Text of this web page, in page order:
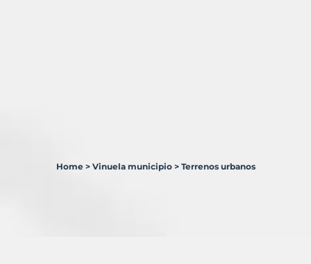
Home > Vinuela municipio > Terrenos urbanos